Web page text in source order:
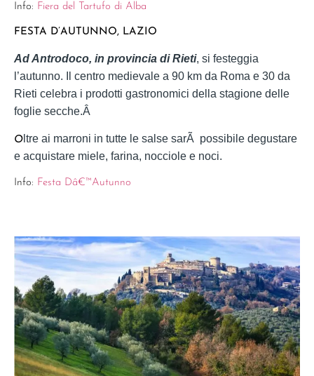
Info: Fiera del Tartufo di Alba
FESTA D’AUTUNNO, LAZIO
Ad Antrodoco, in provincia di Rieti, si festeggia
l’autunno. Il centro medievale a 90 km da Roma e 30 da
Rieti celebra i prodotti gastronomici della stagione delle
foglie secche.Â
O ltre ai marroni in tutte le salse sarÃ possibile degustare
e acquistare miele, farina, nocciole e noci.
Info: Festa Dâ€™Autunno